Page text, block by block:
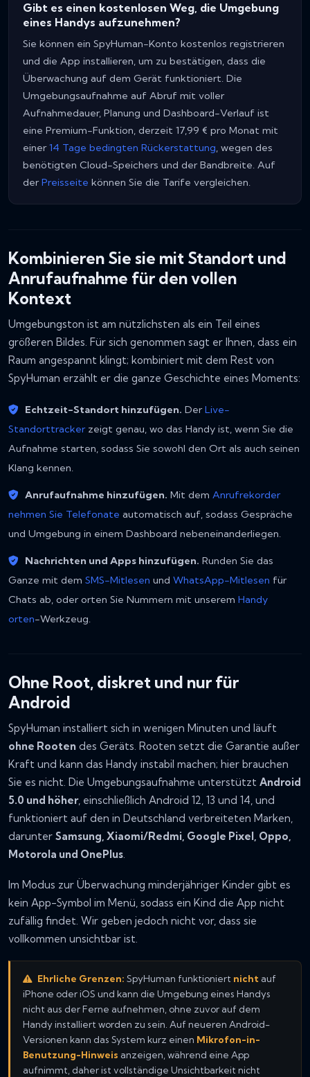
Gibt es einen kostenlosen Weg, die Umgebung
eines Handys aufzunehmen?
Sie können ein SpyHuman-Konto kostenlos registrieren
und die App installieren, um zu bestätigen, dass die
Überwachung auf dem Gerät funktioniert. Die
Umgebungsaufnahme auf Abruf mit voller
Aufnahmedauer, Planung und Dashboard-Verlauf ist
eine Premium-Funktion, derzeit 17,99 € pro Monat mit
einer14 Tage bedingten Rückerstattung, wegen des
benötigten Cloud-Speichers und der Bandbreite. Auf
derPreisseite können Sie die Tarife vergleichen.
Kombinieren Sie sie mit Standort und
Anrufaufnahme für den vollen
Kontext
Umgebungston ist am nützlichsten als ein Teil eines
größeren Bildes. Für sich genommen sagt er Ihnen, dass ein
Raum angespannt klingt; kombiniert mit dem Rest von
SpyHuman erzählt er die ganze Geschichte eines Moments:
Echtzeit-Standort hinzufügen. DerLive-
Standorttrackerzeigt genau, wo das Handy ist, wenn Sie die
Aufnahme starten, sodass Sie sowohl den Ort als auch seinen
Klang kennen.
Anrufaufnahme hinzufügen. Mit dem Anrufrekorder
nehmen Sie Telefonate automatisch auf, sodass Gespräche
und Umgebung in einem Dashboard nebeneinanderliegen.
Nachrichten und Apps hinzufügen. Runden Sie das
Ganze mit dem SMS-Mitlesen und WhatsApp-Mitlesen für
Chats ab, oder orten Sie Nummern mit unserem Handy
orten-Werkzeug.
Ohne Root, diskret und nur für
Android
SpyHuman installiert sich in wenigen Minuten und läuft
ohne Rooten des Geräts. Rooten setzt die Garantie außer
Kraft und kann das Handy instabil machen; hier brauchen
Sie es nicht. Die Umgebungsaufnahme unterstützt Android
5.0 und höher, einschließlich Android 12, 13 und 14, und
funktioniert auf den in Deutschland verbreiteten Marken,
darunter Samsung, Xiaomi/Redmi, Google Pixel, Oppo,
Motorola und OnePlus.
Im Modus zur Überwachung minderjähriger Kinder gibt es
kein App-Symbol im Menü, sodass ein Kind die App nicht
zufällig findet. Wir geben jedoch nicht vor, dass sie
vollkommen unsichtbar ist.
Ehrliche Grenzen: SpyHuman funktioniert nicht auf
iPhone oder iOS und kann die Umgebung eines Handys
nicht aus der Ferne aufnehmen, ohne zuvor auf dem
Handy installiert worden zu sein. Auf neueren Android-
Versionen kann das System kurz einen Mikrofon-in-
Benutzung-Hinweis anzeigen, während eine App
aufnimmt, daher ist vollständige Unsichtbarkeit nicht